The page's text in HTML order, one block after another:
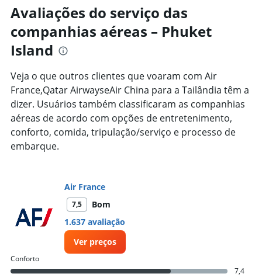
categories.
Range:
14
categories.
The
has
1
Y
axis
displaying
values.
Range:
26.5
Avaliações do serviço das
companhias aéreas – Phuket
Island
Veja o que outros clientes que voaram com Air
France,Qatar AirwayseAir China para a Tailândia têm a
dizer. Usuários também classificaram as companhias
aéreas de acordo com opções de entretenimento,
conforto, comida, tripulação/serviço e processo de
embarque.
Air France
7,5
Bom
1.637 avaliação
Ver preços
Conforto
7,4